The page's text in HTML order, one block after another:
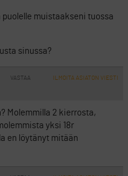
muistaakseni tuossa
sinussa?
VASTAA ILMOITA ASIATON VIESTI
Molemmilla 2 kierrosta,
yksi 18r
en löytänyt mitään